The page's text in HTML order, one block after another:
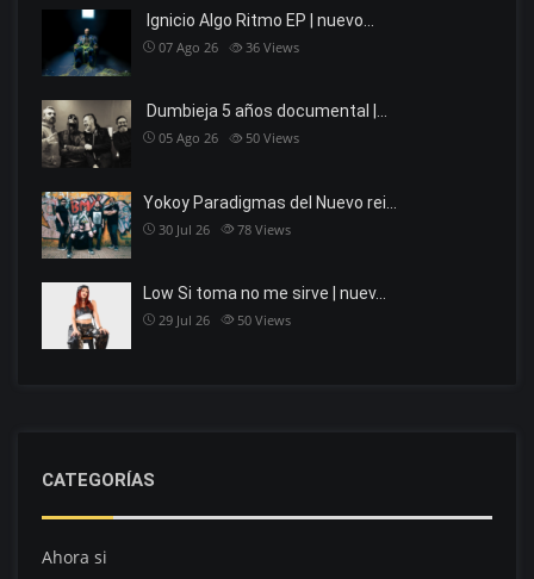
Ignicio Algo Ritmo EP | nuevo…
07 Ago 26 36 Views
Dumbieja 5 años documental |…
05 Ago 26 50 Views
Yokoy Paradigmas del Nuevo rei…
30 Jul 26 78 Views
Low Si toma no me sirve | nuev…
29 Jul 26 50 Views
CATEGORÍAS
Ahora si